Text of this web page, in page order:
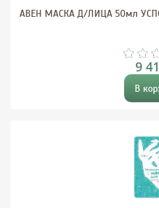
АВЕН МАСКА Д/ЛИЦА 50мл
9
В